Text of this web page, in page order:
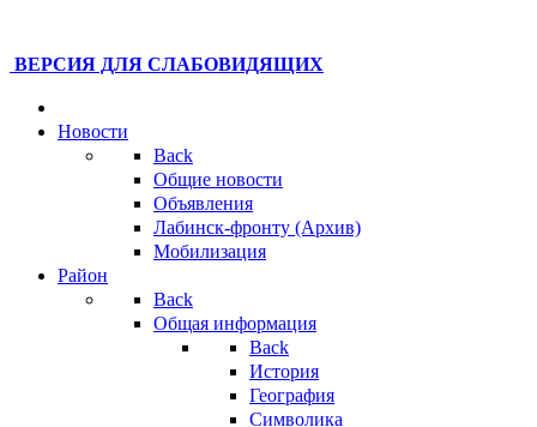
ВЕРСИЯ ДЛЯ СЛАБОВИДЯЩИХ
Новости
Back
Общие новости
Объявления
Лабинск-фронту (Архив)
Мобилизация
Район
Back
Общая информация
Back
История
География
Символика